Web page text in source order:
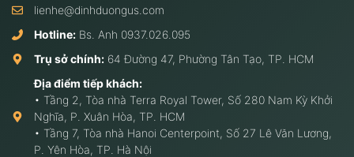
lienhe@dinhduongus.com
Hotline: Bs. Anh 0937.026.095
Trụ sở chính: 64 Đường 47, Phường Tân Tạo, TP. HCM
Địa điểm tiếp khách:
• Tầng 2, Tòa nhà Terra Royal Tower, Số 280 Nam Kỳ Khởi
Nghĩa, P. Xuân Hòa, TP. HCM
• Tầng 7, Tòa nhà Hanoi Centerpoint, Số 27 Lê Văn Lương,
P. Yên Hòa, TP. Hà Nội